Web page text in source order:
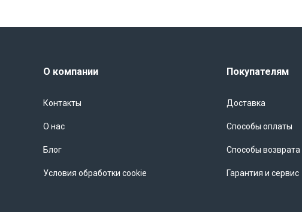
О компании
Контакты
О нас
Блог
Условия обработки cookie
Покупателям
Доставка
Способы оплаты
Способы возврата
Гарантия и сервис